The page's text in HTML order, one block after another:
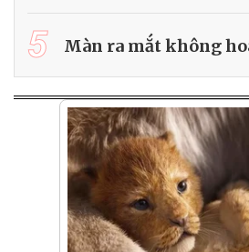
5 Màn ra mắt không